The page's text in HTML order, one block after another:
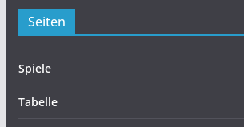
Seiten
Spiele
Tabelle